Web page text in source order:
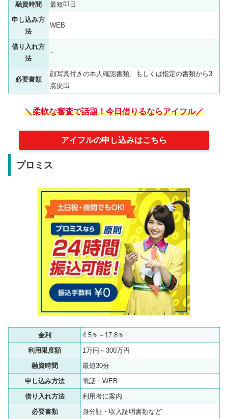
融資時間
最短即日
申し込み方
法
WEB
借り入れ方
法
–
必要書類
顔写真付きの本人確認書類、もしくは指定の書類から3
点提出
＼柔軟な審査で話題！今日借りるならアイフル／
アイフルの申し込みはこちら
プロミス
金利
4.5％～17.8％
利用限度額
1万円～300万円
融資時間
最短30分
申し込み方法
電話・WEB
借り入れ方法
利用者に案内
必要書類
身分証・収入証明書類など